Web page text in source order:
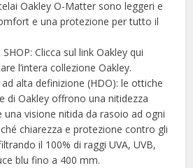
Oakley O-Matter sono leggeri e
e una protezione per tutto il
Clicca sul link Oakley qui
l’intera collezione Oakley.
alta definizione (HDO): le ottiche
di Oakley offrono una nitidezza
visione nitida da rasoio ad ogni
chiarezza e protezione contro gli
il 100% di raggi UVA, UVB,
blu fino a 400 mm.